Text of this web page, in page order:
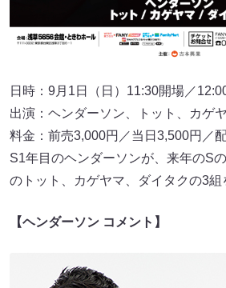
日時：9月1日（日）11:30開場／
出演：ヘンダーソン、トット、カゲ
料金：前売3,000円／当日3,500円／
S1年目のヘンダーソンが、来年のS
のトット、カゲヤマ、ダイタクの3組
【ヘンダーソン コメント】